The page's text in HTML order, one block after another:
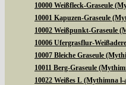
10000 Weißfleck-Graseule
10001 Kapuzen-Graseule
10002 Weißpunkt-Graseule
10006 Ufergrasflur-
10007 Bleiche Graseule
10011 Berg-Graseule
10022 Weißes L (Mythimna